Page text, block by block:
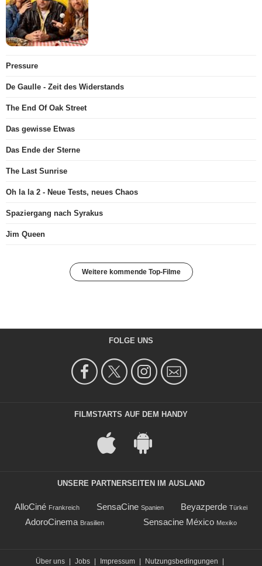
Pressure
De Gaulle - Zeit des Widerstands
The End Of Oak Street
Das gewisse Etwas
Das Ende der Sterne
The Last Sunrise
Oh la la 2 - Neue Tests, neues Chaos
Spaziergang nach Syrakus
Jim Queen
Weitere kommende Top-Filme
FOLGE UNS
FILMSTARTS AUF DEM HANDY
UNSERE PARTNERSEITEN IM AUSLAND
AlloCiné Frankreich SensaCine Spanien Beyazperde Türkei
AdoroCinema Brasilien Sensacine México Mexiko
Über uns Jobs Impressum Nutzungsbedingungen